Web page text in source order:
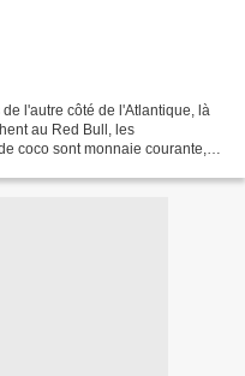
l'autre côté de l'Atlantique, là
au Red Bull, les
coco sont monnaie courante,